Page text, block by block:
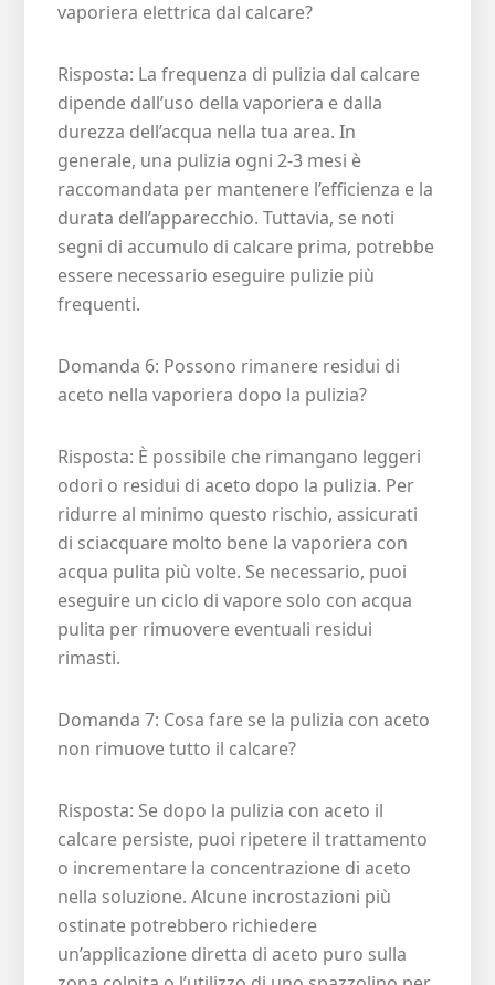
vaporiera elettrica dal calcare?
Risposta: La frequenza di pulizia dal calcare
dipende dall’uso della vaporiera e dalla
durezza dell’acqua nella tua area. In
generale, una pulizia ogni 2-3 mesi è
raccomandata per mantenere l’efficienza e la
durata dell’apparecchio. Tuttavia, se noti
segni di accumulo di calcare prima, potrebbe
essere necessario eseguire pulizie più
frequenti.
Domanda 6: Possono rimanere residui di
aceto nella vaporiera dopo la pulizia?
Risposta: È possibile che rimangano leggeri
odori o residui di aceto dopo la pulizia. Per
ridurre al minimo questo rischio, assicurati
di sciacquare molto bene la vaporiera con
acqua pulita più volte. Se necessario, puoi
eseguire un ciclo di vapore solo con acqua
pulita per rimuovere eventuali residui
rimasti.
Domanda 7: Cosa fare se la pulizia con aceto
non rimuove tutto il calcare?
Risposta: Se dopo la pulizia con aceto il
calcare persiste, puoi ripetere il trattamento
o incrementare la concentrazione di aceto
nella soluzione. Alcune incrostazioni più
ostinate potrebbero richiedere
un’applicazione diretta di aceto puro sulla